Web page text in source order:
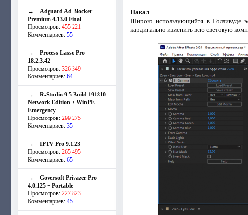
→ Adguard Ad Blocker
Premium 4.13.0 Final
Просмотров: 455 221
Комментариев: 55
→ Process Lasso Pro
18.2.3.42
Просмотров: 326 349
Комментариев: 64
→ R-Studio 9.5 Build 191810
Network Edition + WinPE +
Emergency
Просмотров: 299 275
Комментариев: 35
→ IPTV Pro 9.1.23
Просмотров: 265 495
Комментариев: 65
→ Goversoft Privazer Pro
4.0.125 + Portable
Просмотров: 227 823
Комментариев: 45
Накал
Широко использующийся в Голливуде
кардинально изменить всю световую